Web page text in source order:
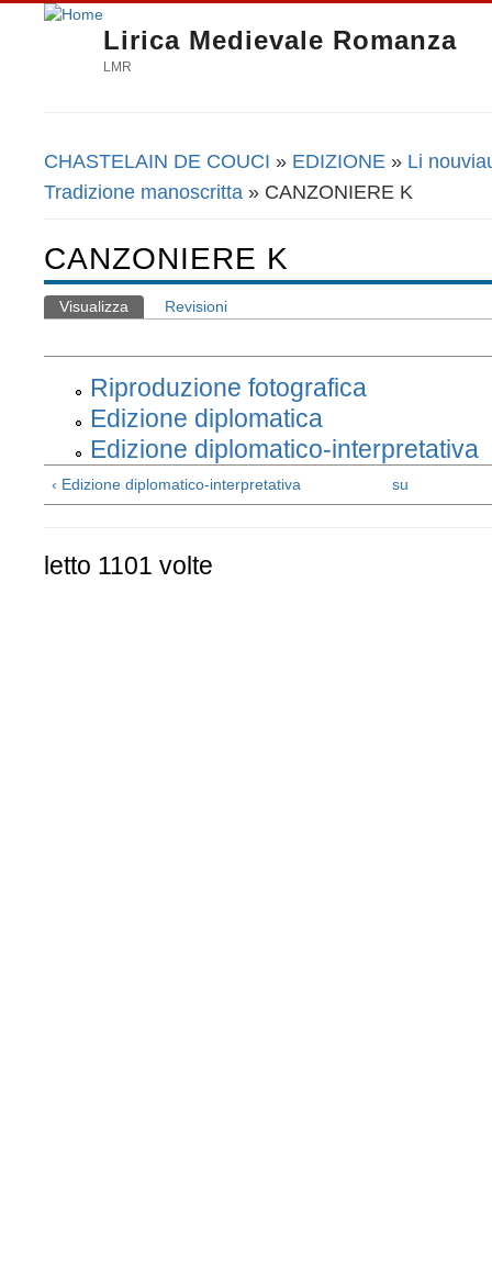
Lirica Medievale Romanza
LMR
Tu sei qui
CHASTELAIN DE COUCI » EDIZIONE » Li
Tradizione manoscritta » CANZONIERE K
CANZONIERE K
Schede primarie
Visualizza (scheda attiva)
Revisioni
Riproduzione fotografica
Edizione diplomatica
Edizione diplomatico-interpretativa
‹ Edizione diplomatico-interpretativa su
letto 1101 volte